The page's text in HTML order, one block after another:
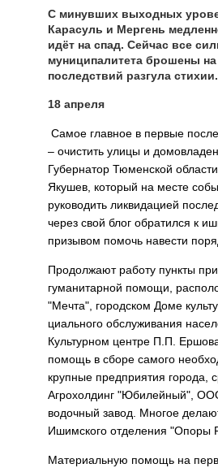
С минувших выходных
Карасуль и Мергень
идёт на спад. Сейчас все
муниципалитета брошены
последствий разгула стихии.
18 апреля
Самое главное в первые
– очи­стить улицы и
Губернатор Тю­менской
Якушев, который на месте
руко­водить ликвидацией
через свой блог обратился к
призывом помочь навести
Продолжают работу пун­кты
гуманитарной помощи,
"Мечта", городском Доме
циального обслуживания
Куль­турном центре П.П.
помощь в сборе самого
крупные предпри­ятия города,
Агрохолдинг "Юбилейный",
водоч­ный завод. Многое
Ишимского отделения "Опоры
Материальную помощь на